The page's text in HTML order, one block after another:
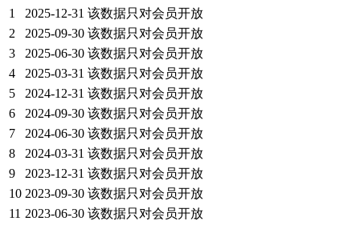
1
2025-12-31 该数据只对会员开放
2
2025-09-30 该数据只对会员开放
3
2025-06-30 该数据只对会员开放
4
2025-03-31 该数据只对会员开放
5
2024-12-31 该数据只对会员开放
6
2024-09-30 该数据只对会员开放
7
2024-06-30 该数据只对会员开放
8
2024-03-31 该数据只对会员开放
9
2023-12-31 该数据只对会员开放
10 2023-09-30 该数据只对会员开放
11 2023-06-30 该数据只对会员开放